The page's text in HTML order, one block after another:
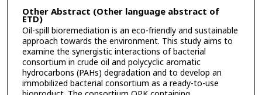
Other Abstract (Other language abstract of
ETD)
Oil-spill bioremediation is an eco-friendly and sustainable
approach towards the environment. This study aims to
examine the synergistic interactions of bacterial
consortium in crude oil and polycyclic aromatic
hydrocarbons (PAHs) degradation and to develop an
immobilized bacterial consortium as a ready-to-use